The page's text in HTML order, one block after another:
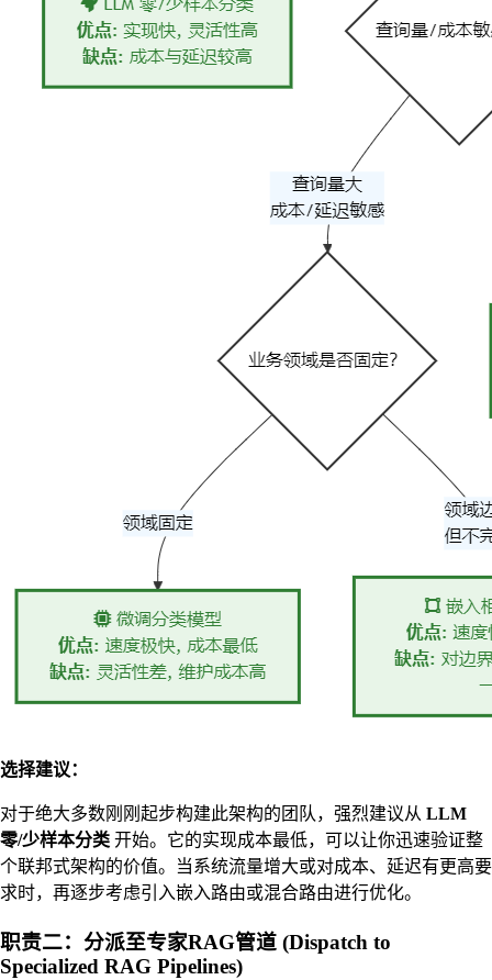
选择建议：
对于绝大多数刚刚起步构建此架构的团队，强烈建议从 LLM
零/少样本分类 开始。它的实现成本最低，可以让你迅速验证整
个联邦式架构的价值。当系统流量增大或对成本、延迟有更高要
求时，再逐步考虑引入嵌入路由或混合路由进行优化。
职责二：分派至专家RAG管道 (Dispatch to
Specialized RAG Pipelines)